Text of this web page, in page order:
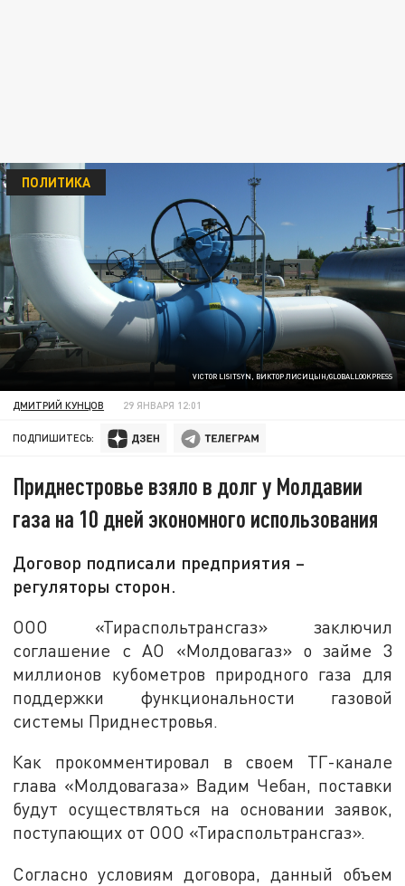
VICTOR LISITSYN, ВИКТОР ЛИСИЦЫН/GLOBALLOOKPRESS
ПОЛИТИКА
ДМИТРИЙ КУНЦОВ 29 ЯНВАРЯ 12:01
ПОДПИШИТЕСЬ:
Приднестровье взяло в долг у Молдавии
газа на 10 дней экономного использования
Договор подписали предприятия –
регуляторы сторон.
ООО «Тираспольтрансгаз» заключил
соглашение с АО «Молдовагаз» о займе 3
миллионов кубометров природного газа для
поддержки функциональности газовой
системы Приднестровья.
Как прокомментировал в своем ТГ-канале
глава «Молдовагаза» Вадим Чебан, поставки
будут осуществляться на основании заявок,
поступающих от ООО «Тираспольтрансгаз».
Согласно условиям договора, данный объем